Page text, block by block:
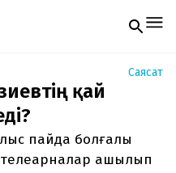
электронды
Жаңа нөмір
Тек email
Саясат
қай
пайда болғалы
телеарналар ашылып